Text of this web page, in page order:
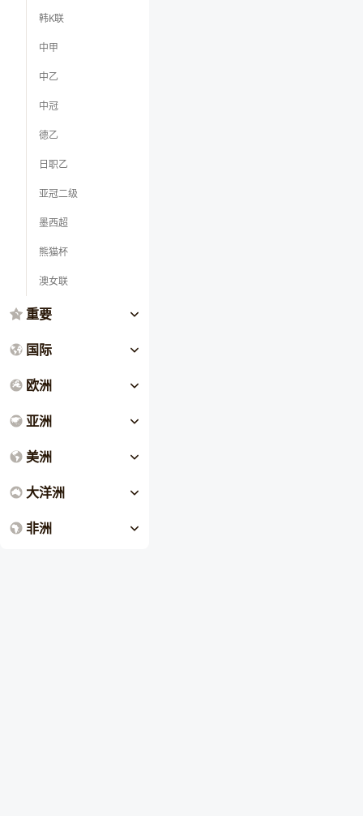
韩K联
中甲
中乙
中冠
德乙
日职乙
亚冠二级
墨西超
熊猫杯
澳女联
重要
国际
欧洲
亚洲
美洲
大洋洲
非洲